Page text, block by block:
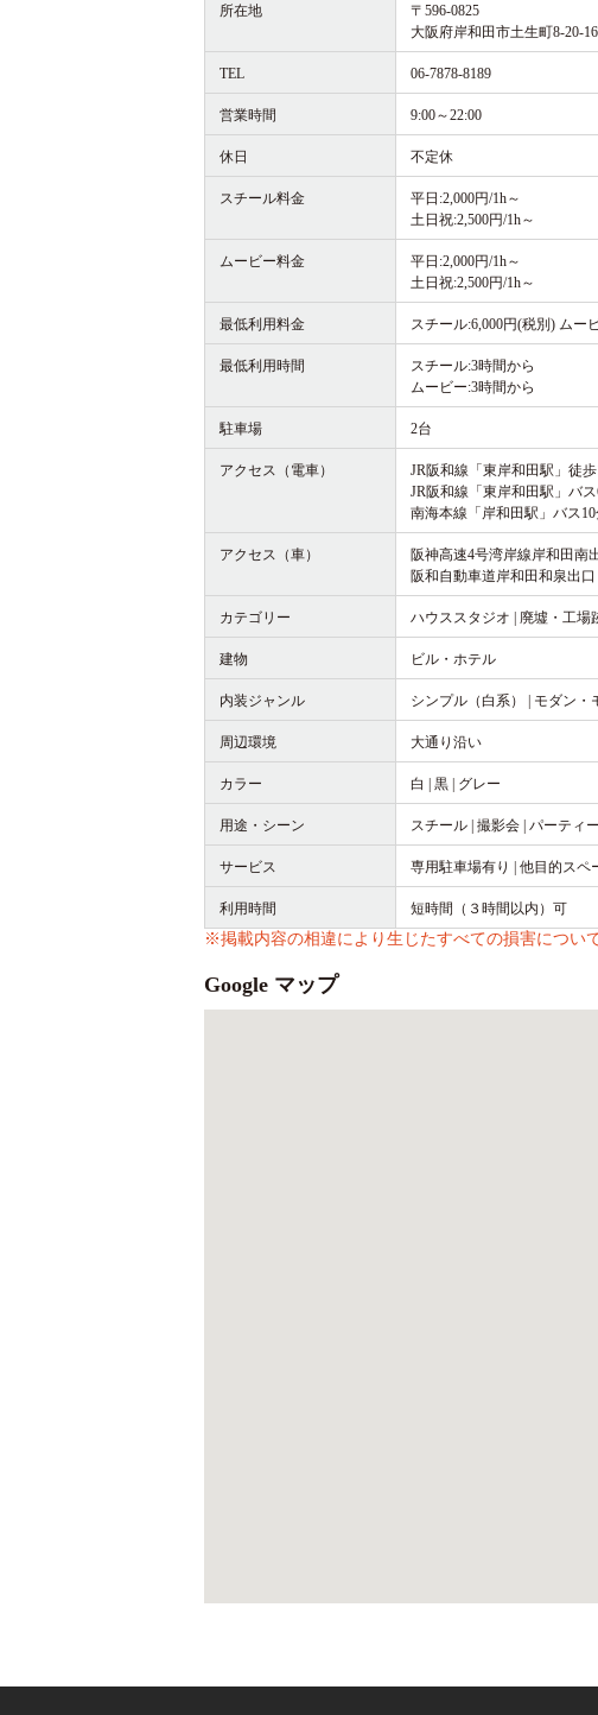
所在地
〒596-0825
大阪府岸和田市土生町8-20-16
TEL 06-7878-8189
営業時間 9:00～22:00
休日 不定休
スチール料金
平日:2,000円/1h～
土日祝:2,500円/1h～
ムービー料金
平日:2,000円/1h～
土日祝:2,500円/1h～
最低利用料金 スチール:6,000円(税別) ムー
最低利用時間
スチール:3時間から
ムービー:3時間から
駐車場 2台
アクセス（電車）
JR阪和線「東岸和田駅」徒
JR阪和線「東岸和田駅」バ
南海本線「岸和田駅」バス
アクセス（車）
阪神高速4号湾岸線岸和田南
阪和自動車道岸和田和泉出口
カテゴリー ハウススタジオ | 廃墟・工場
建物 ビル・ホテル
内装ジャンル シンプル（白系） | モダン・
周辺環境 大通り沿い
カラー 白 | 黒 | グレー
用途・シーン スチール | 撮影会 | パーティ
サービス 専用駐車場有り | 他目的スペ
利用時間 短時間（３時間以内）可
※掲載内容の相違により生じたすべての損害につい
Google マップ